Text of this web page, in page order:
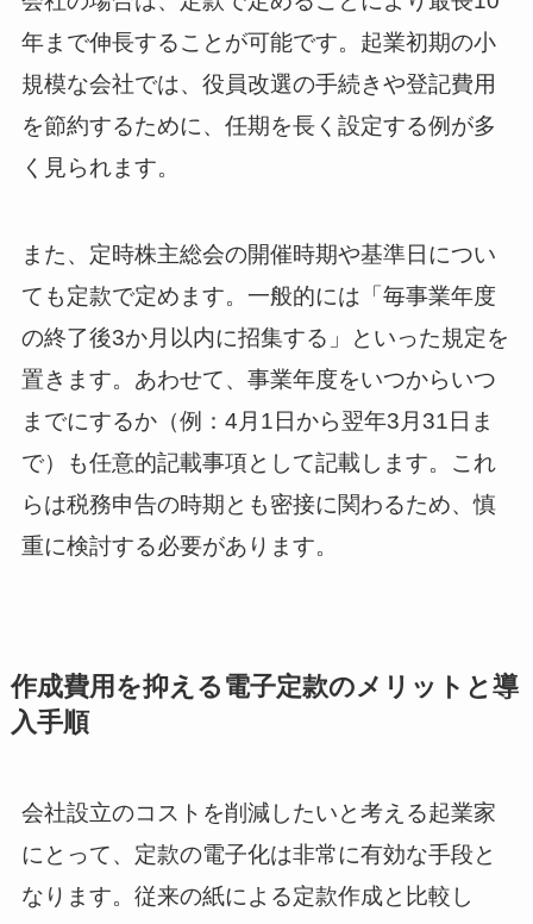
年まで伸長することが可能です。起業初期の小
規模な会社では、役員改選の手続きや登記費用
を節約するために、任期を長く設定する例が多
く見られます。
また、定時株主総会の開催時期や基準日につい
ても定款で定めます。一般的には「毎事業年度
の終了後3か月以内に招集する」といった規定を
置きます。あわせて、事業年度をいつからいつ
までにするか（例：4月1日から翌年3月31日ま
で）も任意的記載事項として記載します。これ
らは税務申告の時期とも密接に関わるため、慎
重に検討する必要があります。
作成費用を抑える電子定款のメリットと導
入手順
会社設立のコストを削減したいと考える起業家
にとって、定款の電子化は非常に有効な手段と
なります。従来の紙による定款作成と比較し